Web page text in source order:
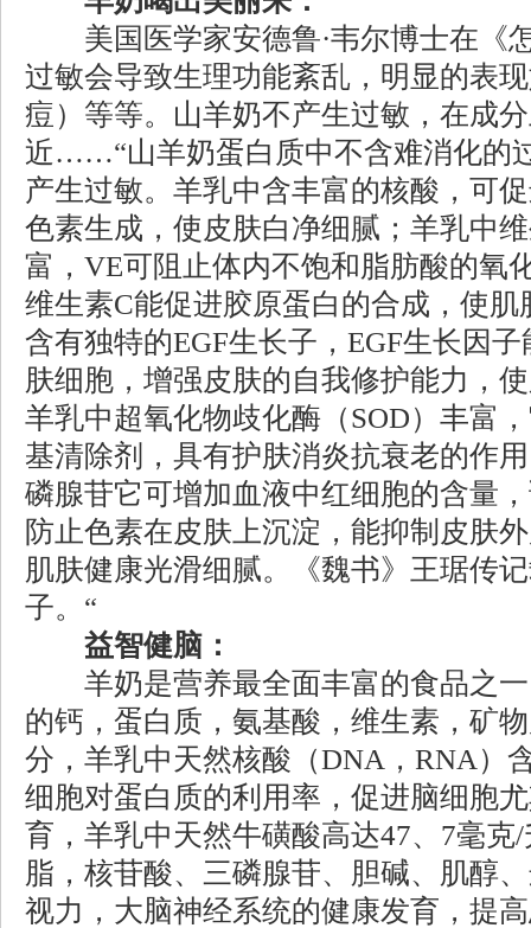
美国医学家安德鲁·韦尔博士在《
过敏会导致生理功能紊乱，明显的表
痘）等等。山羊奶不产生过敏，在成
近……“山羊奶蛋白质中不含难消化的
产生过敏。羊乳中含丰富的核酸，可
色素生成，使皮肤白净细腻；羊乳中
富，VE可阻止体内不饱和脂肪酸的氧
维生素C能促进胶原蛋白的合成，使
含有独特的EGF生长子，EGF生长因
肤细胞，增强皮肤的自我修护能力，
羊乳中超氧化物歧化酶（SOD）丰富
基清除剂，具有护肤消炎抗衰老的作
磷腺苷它可增加血液中红细胞的含量
防止色素在皮肤上沉淀，能抑制皮肤
肌肤健康光滑细腻。《魏书》王琚传
子。“
益智健脑：
羊奶是营养最全面丰富的食品之一
的钙，蛋白质，氨基酸，维生素，矿
分，羊乳中天然核酸（DNA，RNA）
细胞对蛋白质的利用率，促进脑细胞
育，羊乳中天然牛磺酸高达47、7毫克
脂，核苷酸、三磷腺苷、胆碱、肌醇
视力，大脑神经系统的健康发育，提